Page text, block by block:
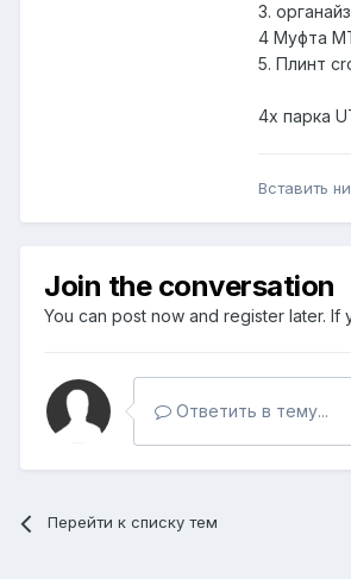
3.
4 Муфта
5. Плинт
4х парка
Вставить
Join the conversation
You can post now and register later. If
Ответить в тему...
Перейти к списку тем